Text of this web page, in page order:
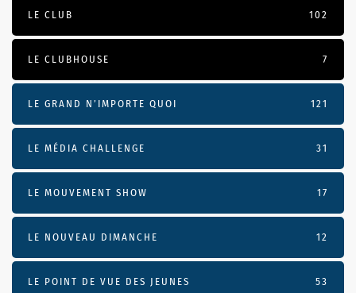
LE CLUB 102
LE CLUBHOUSE 7
LE GRAND N’IMPORTE QUOI 121
LE MÉDIA CHALLENGE 31
LE MOUVEMENT SHOW 17
LE NOUVEAU DIMANCHE 12
LE POINT DE VUE DES JEUNES 53